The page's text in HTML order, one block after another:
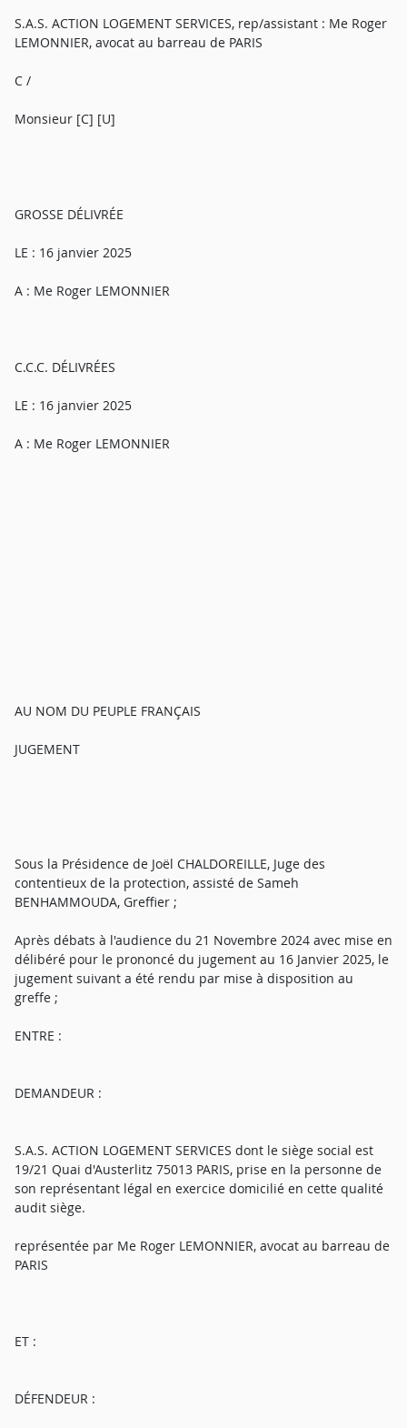
S.A.S. ACTION LOGEMENT SERVICES, rep/assistant : Me Roger
LEMONNIER, avocat au barreau de PARIS
C /
Monsieur [C] [U]
GROSSE DÉLIVRÉE
LE : 16 janvier 2025
A : Me Roger LEMONNIER
C.C.C. DÉLIVRÉES
LE : 16 janvier 2025
A : Me Roger LEMONNIER
AU NOM DU PEUPLE FRANÇAIS
JUGEMENT
Sous la Présidence de Joël CHALDOREILLE, Juge des
contentieux de la protection, assisté de Sameh
BENHAMMOUDA, Greffier ;
Après débats à l'audience du 21 Novembre 2024 avec mise en
délibéré pour le prononcé du jugement au 16 Janvier 2025, le
jugement suivant a été rendu par mise à disposition au
greffe ;
ENTRE :
DEMANDEUR :
S.A.S. ACTION LOGEMENT SERVICES dont le siège social est
19/21 Quai d'Austerlitz 75013 PARIS, prise en la personne de
son représentant légal en exercice domicilié en cette qualité
audit siège.
représentée par Me Roger LEMONNIER, avocat au barreau de
PARIS
ET :
DÉFENDEUR :